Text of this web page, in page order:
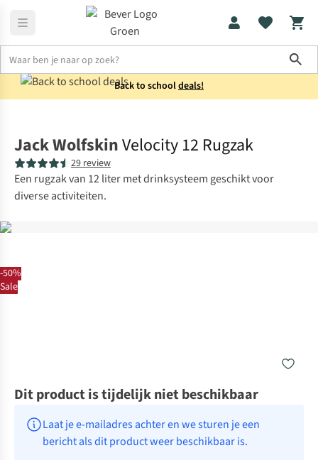
Back to schooldeals!
-50%
Sale
Jack WolfskinVelocity 12 Rugzak
29 review
Een rugzak van 12 liter met drinksysteem geschikt voor
diverse activiteiten.
Dit product is tijdelijk niet beschikbaar
Laat je e-mailadres achter en we sturen je een
bericht als dit product weer beschikbaar is.